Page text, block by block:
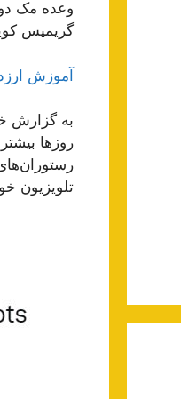
وعده مک
گریمیس
آموزش
به گزارش
روزها
تلویزیون